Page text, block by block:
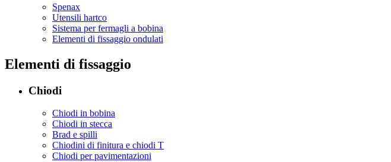
Spenax
Utensili hartco
Sistema per fermagli a bobina
Elementi di fissaggio ondulati
Elementi di fissaggio
Chiodi
Chiodi in bobina
Chiodi in stecca
Brad e spilli
Chiodini di finitura e chiodi T
Chiodi per pavimentazioni